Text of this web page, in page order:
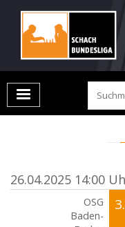
26.04.2025 14:00
OSG
Baden-